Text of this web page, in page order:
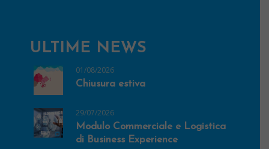
ULTIME NEWS
01/08/2026
Chiusura estiva
29/07/2026
Modulo Commerciale e Logistica
di Business Experience